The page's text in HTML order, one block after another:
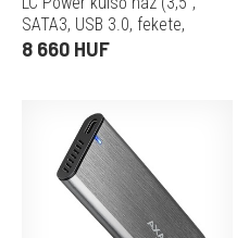
SATA3, USB 3.0, fekete,
alumínium)
8 660 HUF